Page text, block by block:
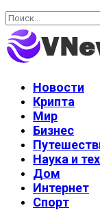
Найти:
Новости
Крипта
Мир
Бизнес
Наука и
Дом
Интернет
Спорт